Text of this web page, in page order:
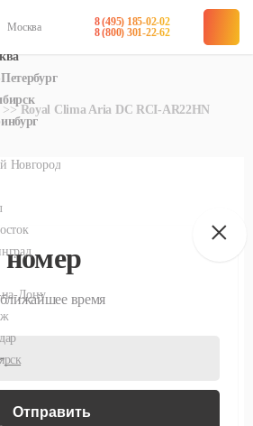
Москва
8 (495) 185-02-02
8 (800) 301-22-62
Royal Clima Aria DC RCI-AR22HN